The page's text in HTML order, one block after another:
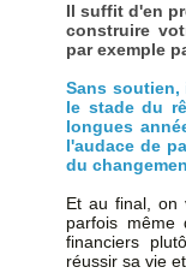
Il suffit d'en
construire
par exemple
Sans
le stade du
longues
l'audace de
du
Et au final, on
parfois même
financiers
réussir sa vie